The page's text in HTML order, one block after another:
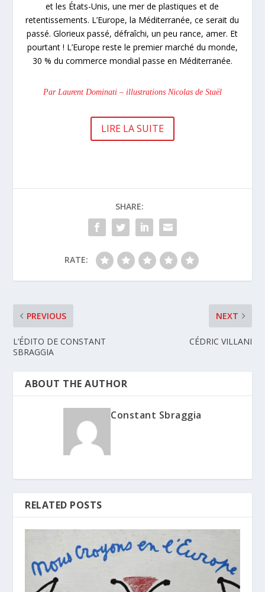
et les États-Unis, une mer de plastiques et de
retentissements. L’Europe, la Méditerranée, ce serait du
passé. Glorieux passé, défraîchi, un peu rance, amer. Et
pourtant ! L’Europe reste le premier marché du monde,
30 % du commerce mondial passe en Méditerranée.
Par Laurent Dominati – illustrations Nicolas de Staël
LIRE LA SUITE
SHARE:
RATE:
PREVIOUS
L’ÉDITO DE CONSTANT
SBRAGGIA
NEXT
CÉDRIC VILLANI
ABOUT THE AUTHOR
Constant Sbraggia
RELATED POSTS